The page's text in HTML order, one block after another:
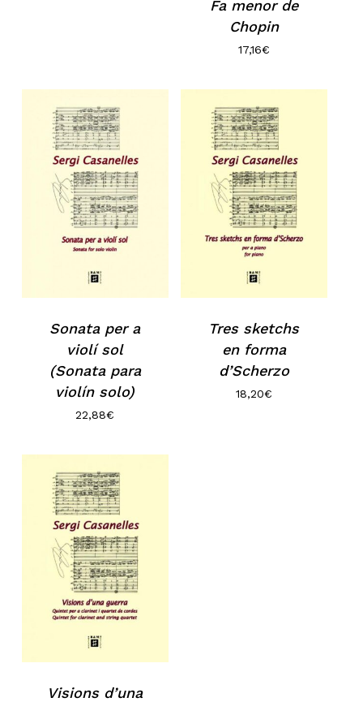
No hay productos en el carrito.
Fa menor de
Chopin
17,16€
Sonata per a
violí sol
(Sonata para
violín solo)
22,88€
Tres sketchs
en forma
d’Scherzo
18,20€
Visions d’una